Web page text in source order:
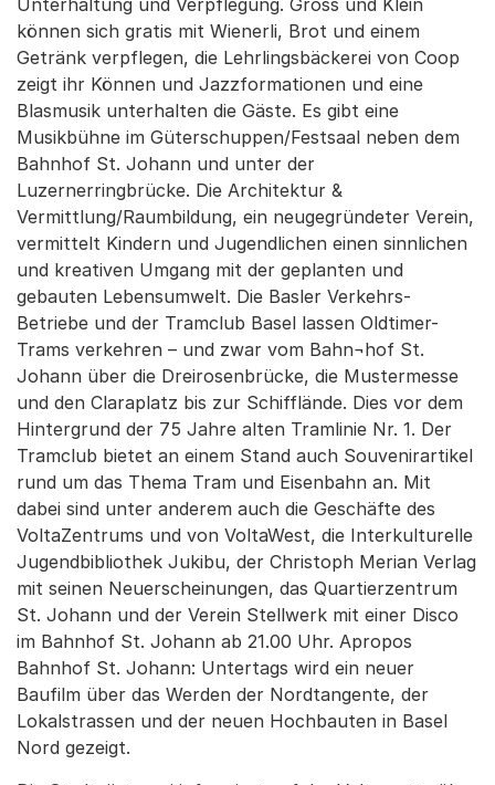
Unterhaltung und Verpflegung. Gross und Klein
können sich gratis mit Wienerli, Brot und einem
Getränk verpflegen, die Lehrlingsbäckerei von Coop
zeigt ihr Können und Jazzformationen und eine
Blasmusik unterhalten die Gäste. Es gibt eine
Musikbühne im Güterschuppen/Festsaal neben dem
Bahnhof St. Johann und unter der
Luzernerringbrücke. Die Architektur &
Vermittlung/Raumbildung, ein neugegründeter Verein,
vermittelt Kindern und Jugendlichen einen sinnlichen
und kreativen Umgang mit der geplanten und
gebauten Lebensumwelt. Die Basler Verkehrs-
Betriebe und der Tramclub Basel lassen Oldtimer-
Trams verkehren – und zwar vom Bahn¬hof St.
Johann über die Dreirosenbrücke, die Mustermesse
und den Claraplatz bis zur Schifflände. Dies vor dem
Hintergrund der 75 Jahre alten Tramlinie Nr. 1. Der
Tramclub bietet an einem Stand auch Souvenirartikel
rund um das Thema Tram und Eisenbahn an. Mit
dabei sind unter anderem auch die Geschäfte des
VoltaZentrums und von VoltaWest, die Interkulturelle
Jugendbibliothek Jukibu, der Christoph Merian Verlag
mit seinen Neuerscheinungen, das Quartierzentrum
St. Johann und der Verein Stellwerk mit einer Disco
im Bahnhof St. Johann ab 21.00 Uhr. Apropos
Bahnhof St. Johann: Untertags wird ein neuer
Baufilm über das Werden der Nordtangente, der
Lokalstrassen und der neuen Hochbauten in Basel
Nord gezeigt.